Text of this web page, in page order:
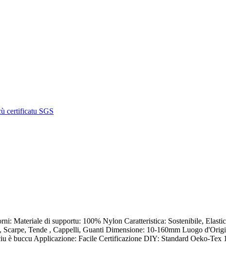
Materiale di supportu: 100% Nylon Caratteristica: Sostenibile,
Tende , Cappelli, Guanti Dimensione: 10-160mm Luogo
buccu Applicazione: Facile Certificazione DIY: Standard Oeko-Tex